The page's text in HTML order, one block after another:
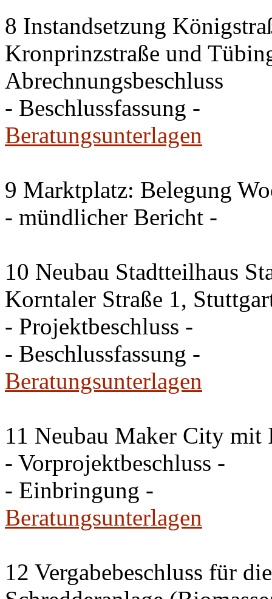
8 Instandsetzung
Kronprinzstraße und
Abrechnungsbeschluss
- Beschlussfassung -
Beratungsunterlagen
9 Marktplatz: Belegung
- mündlicher Bericht -
10 Neubau Stadtteilhaus
Korntaler Straße 1,
- Projektbeschluss -
- Beschlussfassung -
Beratungsunterlagen
11 Neubau Maker City mit
- Vorprojektbeschluss -
- Einbringung -
Beratungsunterlagen
12 Vergabebeschluss für